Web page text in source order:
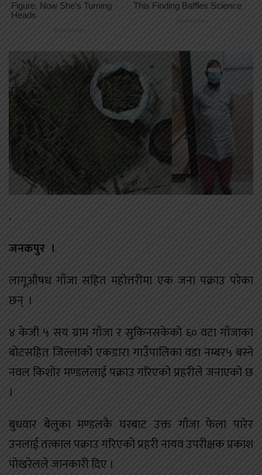
.
जनकपुर ।
लागूऔषध गाँजा सहित महोत्तरीमा एक जना पक्राउ परेका
छन् ।
४ केजी ५ सय ग्राम गाँजा र सुकिनसकेको ६० वटा गाँजाका
बोटसहित जिल्लाको एकडारा गाउँपालिका वडा नम्बर५ बस्ने
नवल किशोर मण्डललाई पक्राउ गरिएको प्रहरीले जनाएको छ
।
बुधवार बेलुका मण्डलकै घरबाट उक्त गाँजा फेला पारेर
उनलाई तत्काल पक्राउ गरिएको प्रहरी नायव उपरीक्षक प्रकाश
पोखरेलले जानकारी दिए ।